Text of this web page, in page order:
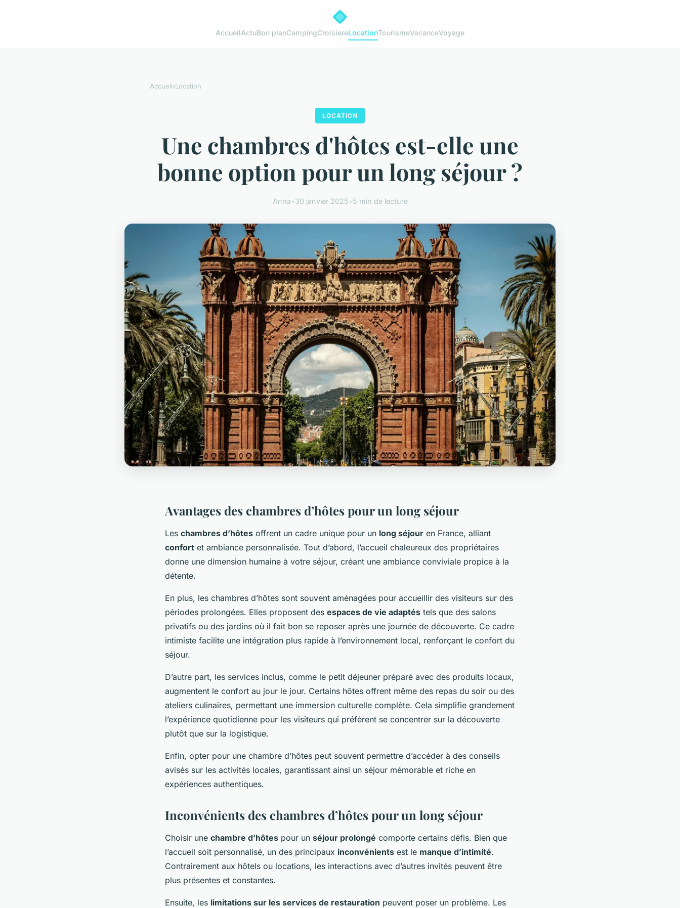
AccueilActuBon planCampingCroisiereLocationTourismeVacanceVoyage
Accueil›Location
LOCATION
Une chambres d'hôtes est-elle une
bonne option pour un long séjour ?
Anna•30 janvier 2025•5 min de lecture
Avantages des chambres d’hôtes pour un long séjour
Les chambres d’hôtes offrent un cadre unique pour un long séjour en France, alliant
confort et ambiance personnalisée. Tout d’abord, l’accueil chaleureux des propriétaires
donne une dimension humaine à votre séjour, créant une ambiance conviviale propice à la
détente.
En plus, les chambres d’hôtes sont souvent aménagées pour accueillir des visiteurs sur des
périodes prolongées. Elles proposent des espaces de vie adaptés tels que des salons
privatifs ou des jardins où il fait bon se reposer après une journée de découverte. Ce cadre
intimiste facilite une intégration plus rapide à l’environnement local, renforçant le confort du
séjour.
D’autre part, les services inclus, comme le petit déjeuner préparé avec des produits locaux,
augmentent le confort au jour le jour. Certains hôtes offrent même des repas du soir ou des
ateliers culinaires, permettant une immersion culturelle complète. Cela simplifie grandement
l’expérience quotidienne pour les visiteurs qui préfèrent se concentrer sur la découverte
plutôt que sur la logistique.
Enfin, opter pour une chambre d’hôtes peut souvent permettre d’accéder à des conseils
avisés sur les activités locales, garantissant ainsi un séjour mémorable et riche en
expériences authentiques.
Inconvénients des chambres d’hôtes pour un long séjour
Choisir une chambre d’hôtes pour un séjour prolongé comporte certains défis. Bien que
l’accueil soit personnalisé, un des principaux inconvénients est le manque d’intimité.
Contrairement aux hôtels ou locations, les interactions avec d’autres invités peuvent être
plus présentes et constantes.
Ensuite, les limitations sur les services de restauration peuvent poser un problème. Les